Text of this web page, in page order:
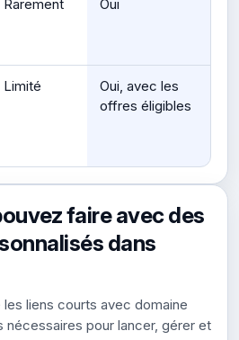
Rarement Oui
Limité
Oui, avec les
offres éligibles
faire avec des
dans
liens courts avec domaine
nécessaires pour lancer, gérer et